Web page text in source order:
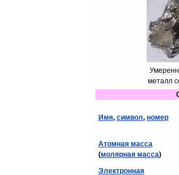
металл
Имя, символ, номер
Атомная масса
(молярная масса)
Электронная